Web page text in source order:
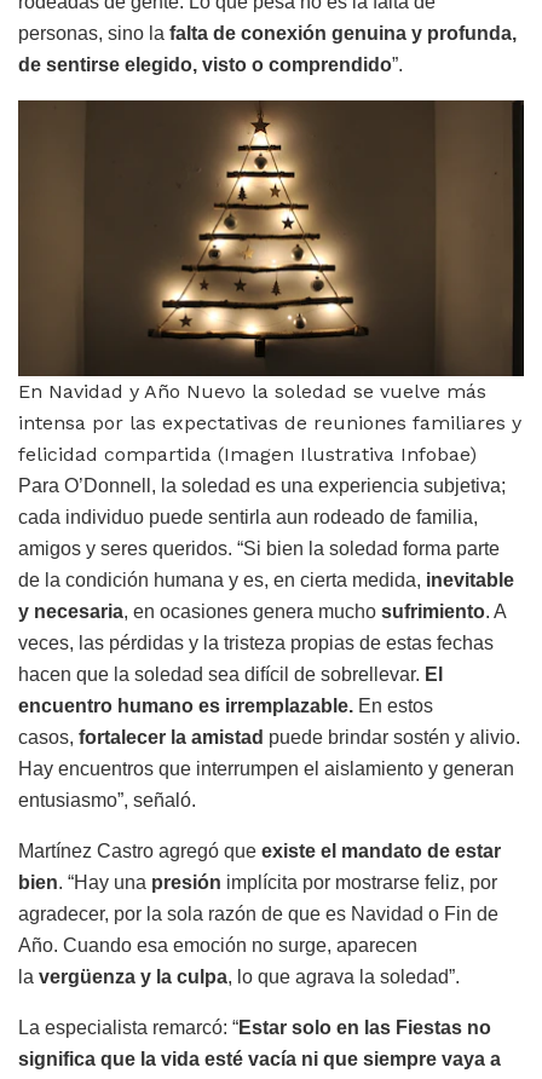
personas, sino la falta de conexión genuina y profunda,
de sentirse elegido, visto o comprendido”.
En Navidad y Año Nuevo la soledad se vuelve más
intensa por las expectativas de reuniones familiares y
felicidad compartida (Imagen Ilustrativa Infobae)
Para O’Donnell, la soledad es una experiencia subjetiva;
cada individuo puede sentirla aun rodeado de familia,
amigos y seres queridos. “Si bien la soledad forma parte
de la condición humana y es, en cierta medida, inevitable
y necesaria, en ocasiones genera mucho sufrimiento. A
veces, las pérdidas y la tristeza propias de estas fechas
hacen que la soledad sea difícil de sobrellevar. El
encuentro humano es irremplazable. En estos
casos, fortalecer la amistad puede brindar sostén y alivio.
Hay encuentros que interrumpen el aislamiento y generan
entusiasmo”, señaló.
Martínez Castro agregó que existe el mandato de estar
bien. “Hay una presión implícita por mostrarse feliz, por
agradecer, por la sola razón de que es Navidad o Fin de
Año. Cuando esa emoción no surge, aparecen
la vergüenza y la culpa, lo que agrava la soledad”.
La especialista remarcó: “Estar solo en las Fiestas no
significa que la vida esté vacía ni que siempre vaya a